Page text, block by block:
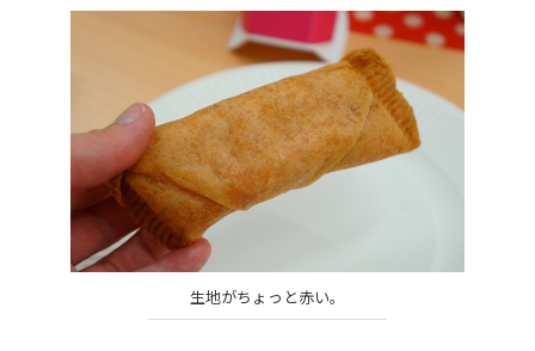
生地がちょっと赤い。